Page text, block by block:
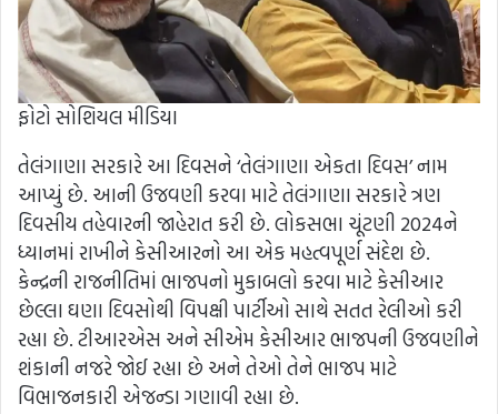
ફોટો સોશિયલ મીડિયા
તેલંગાણા સરકારે આ દિવસને ‘તેલંગાણા એકતા દિવસ’ નામ
આપ્યું છે. આની ઉજવણી કરવા માટે તેલંગાણા સરકારે ત્રણ
દિવસીય તહેવારની જાહેરાત કરી છે. લોકસભા ચૂંટણી 2024ને
ધ્યાનમાં રાખીને કેસીઆરનો આ એક મહત્વપૂર્ણ સંદેશ છે.
કેન્દ્રની રાજનીતિમાં ભાજપનો મુકાબલો કરવા માટે કેસીઆર
છેલ્લા ઘણા દિવસોથી વિપક્ષી પાર્ટીઓ સાથે સતત રેલીઓ કરી
રહ્યા છે. ટીઆરએસ અને સીએમ કેસીઆર ભાજપની ઉજવણીને
શંકાની નજરે જોઈ રહ્યા છે અને તેઓ તેને ભાજપ માટે
વિભાજનકારી એજન્ડા ગણાવી રહ્યા છે.